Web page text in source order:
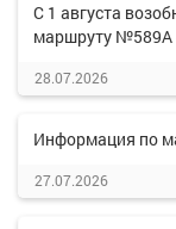
С 1 августа
маршруту №589А
28.07.2026
Информация по
27.07.2026